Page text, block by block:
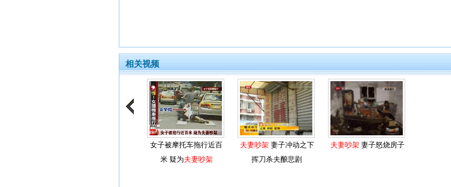
相关视频
女子被摩托车拖行近百
米 疑为夫妻吵架
夫妻吵架妻子冲动之下
挥刀杀夫酿悲剧
夫妻吵架妻子怒烧房子